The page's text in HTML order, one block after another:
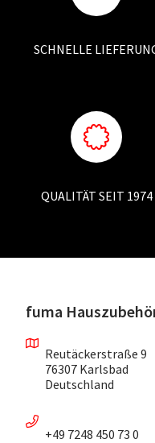
SCHNELLE
QUALITÄT SEIT 1974
fuma
Reutäckerstraße 9
76307 Karlsbad
Deutschland
+49 7248 450 73 0